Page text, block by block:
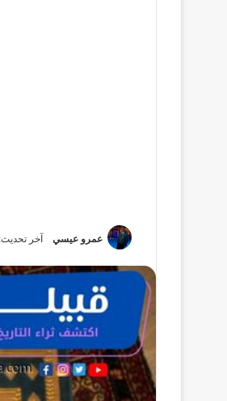
عمرو عيسي آخر تحديث: 2024-12-02